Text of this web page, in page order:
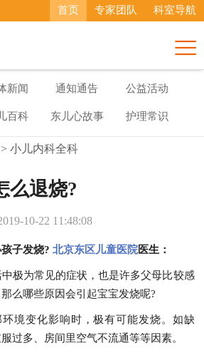
科室导航
专家团队
首页

新闻 通知通告 公益活动
百科 东儿心故事 护理常识
>小儿内科全科
么退烧?
10-22 11:48:08
子发烧?北京东区儿童医院医生：
为常见的症状，也是许多父母比较感
么哪些原因会引起宝宝发烧呢?
变化影响时，极有可能发烧。如缺
过多、房间里空气不流通等等因素。